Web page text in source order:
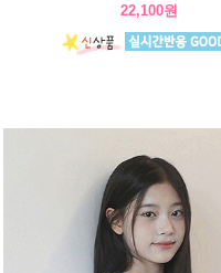
22,100원